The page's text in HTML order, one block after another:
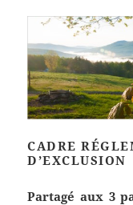
CADRE
D’EXCLUSION
Partagé aux 3